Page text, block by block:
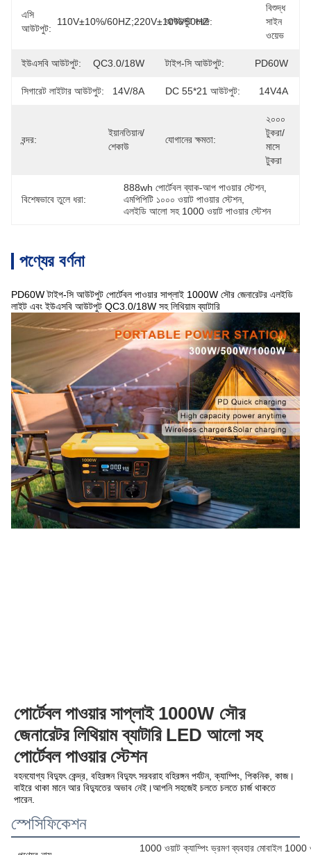
এসি
আউটপুট:
110V±10%/60HZ;220V±10%/50HZ
আউটপুট তরঙ্গ:
বিশুদ্ধ
সাইন
ওয়েভ
ইউএসবি আউটপুট: QC3.0/18W টাইপ-সি আউটপুট: PD60W
সিগারেট লাইটার আউটপুট: 14V/8A DC 55*21 আউটপুট: 14V4A
বন্দর:
ইয়ানতিয়ান/
শেকাউ
যোগানের ক্ষমতা:
২০০০
টুকরা/
মাসে
টুকরা
বিশেষভাবে তুলে ধরা:
888wh পোর্টেবল ব্যাক-আপ পাওয়ার স্টেশন,
এমপিপিটি ১০০০ ওয়াট পাওয়ার স্টেশন,
এলইডি আলো সহ 1000 ওয়াট পাওয়ার স্টেশন
পণ্যের বর্ণনা
PD60W টাইপ-সি আউটপুট পোর্টেবল পাওয়ার সাপ্লাই 1000W সৌর জেনারেটর এলইডি
লাইট এবং ইউএসবি আউটপুট QC3.0/18W সহ লিথিয়াম ব্যাটারি
পোর্টেবল পাওয়ার সাপ্লাই 1000W সৌর
জেনারেটর লিথিয়াম ব্যাটারি LED আলো সহ
পোর্টেবল পাওয়ার স্টেশন
বহনযোগ্য বিদ্যুৎ কেন্দ্র, বহিরঙ্গন বিদ্যুৎ সরবরাহ বহিরঙ্গন পর্যটন, ক্যাম্পিং, পিকনিক, কাজ।
বাইরে থাকা মানে আর বিদ্যুতের অভাব নেই।আপনি সহজেই চলতে চলতে চার্জ থাকতে
পারেন.
স্পেসিফিকেশন
1000 ওয়াট ক্যাম্পিং ভ্রমণ ব্যবহার মোবাইল 1000